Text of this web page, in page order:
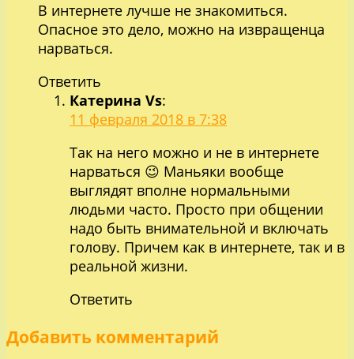
В интернете лучше не знакомиться.
Опасное это дело, можно на извращенца
нарваться.
Ответить
Катерина Vs:
11 февраля 2018 в 7:38
Так на него можно и не в интернете
нарваться 😉 Маньяки вообще
выглядят вполне нормальными
людьми часто. Просто при общении
надо быть внимательной и включать
голову. Причем как в интернете, так и в
реальной жизни.
Ответить
Добавить комментарий